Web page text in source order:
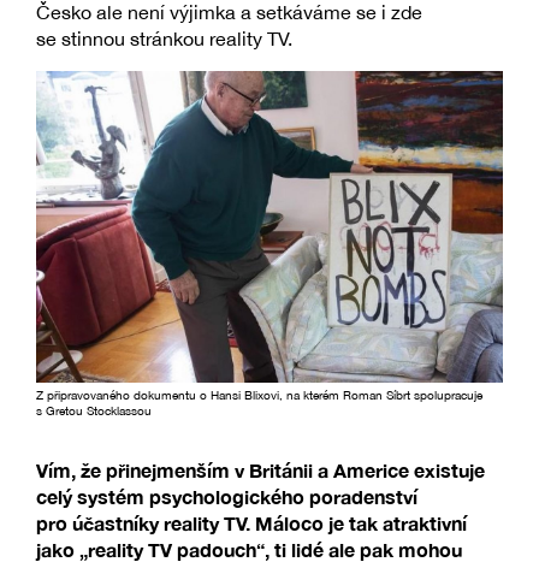
Česko ale není výjimka a setkáváme se i zde
se stinnou stránkou reality TV.
Z připravovaného dokumentu o Hansi Blixovi, na kterém Roman Síbrt spolupracuje
s Gretou Stocklassou
Vím, že přinejmenším v Británii a Americe existuje
celý systém psychologického poradenství
pro účastníky reality TV. Máloco je tak atraktivní
jako „reality TV padouch“, ti lidé ale pak mohou